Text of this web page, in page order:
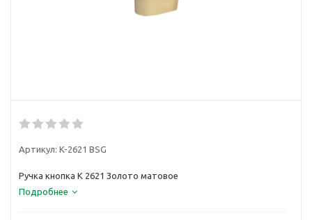
Артикул: K-2621 BSG
Ручка кнопка K 2621 Золото матовое
Подробнее